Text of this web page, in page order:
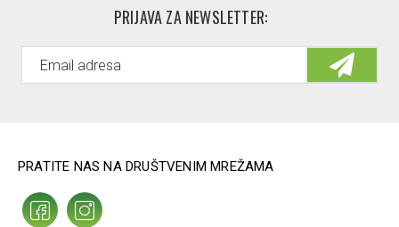
PRIJAVA ZA NEWSLETTER:
PRATITE NAS NA DRUŠTVENIM MREŽAMA